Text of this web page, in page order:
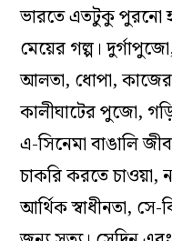
ভারতে এতটুকু পুরনো
মেয়ের গল্প।
আলতা, ধোপা,
কালীঘাটের পুজো,
এ-সিনেমা বাঙালি
চাকরি করতে চাওয়া,
আর্থিক স্বাধীনতা,